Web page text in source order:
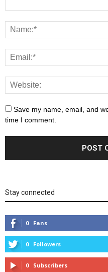
Save my name, email, and
time I comment.
Stay connected
0 Fans
0 Followers
0 Subscribers